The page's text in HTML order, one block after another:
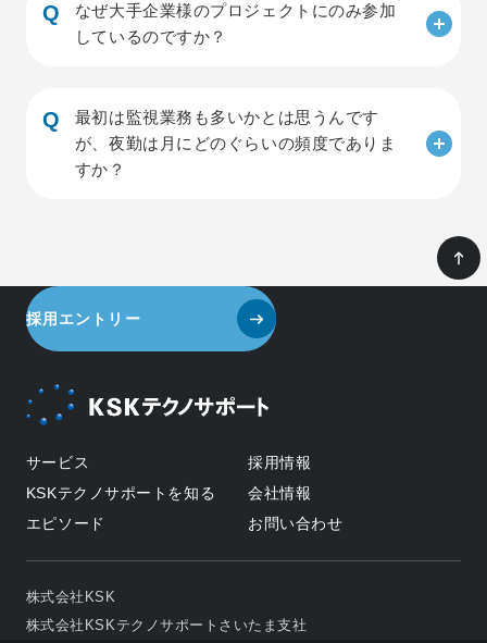
なぜ大手企業様のプロジェクトにのみ参加
しているのですか？
最初は監視業務も多いかとは思うんです
が、夜勤は月にどのぐらいの頻度でありま
すか？
採用エントリー
サービス
KSKテクノサポートを知る
エピソード
採用情報
会社情報
お問い合わせ
株式会社KSK
株式会社KSKテクノサポートさいたま支社